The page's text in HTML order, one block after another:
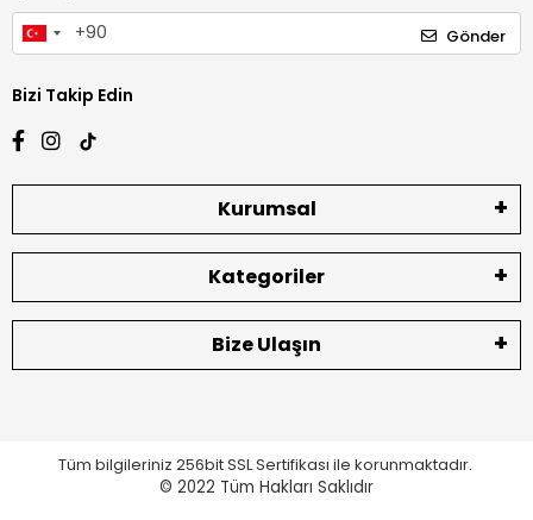
Gönder
Bizi Takip Edin
Kurumsal
Kategoriler
Bize Ulaşın
Tüm bilgileriniz 256bit SSL Sertifikası ile korunmaktadır.
© 2022 Tüm Hakları Saklıdır